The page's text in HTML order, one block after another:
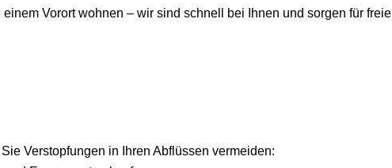
Vorort wohnen – wir sind schnell bei Ihnen und sorgen für freie
Verstopfungen in Ihren Abflüssen vermeiden: